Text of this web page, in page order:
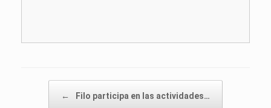
← Filo participa en las actividades…